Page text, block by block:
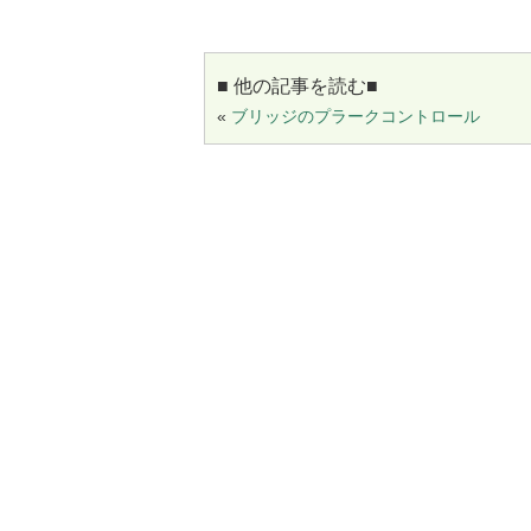
■ 他の記事を読む■
« ブリッジのプラークコントロール